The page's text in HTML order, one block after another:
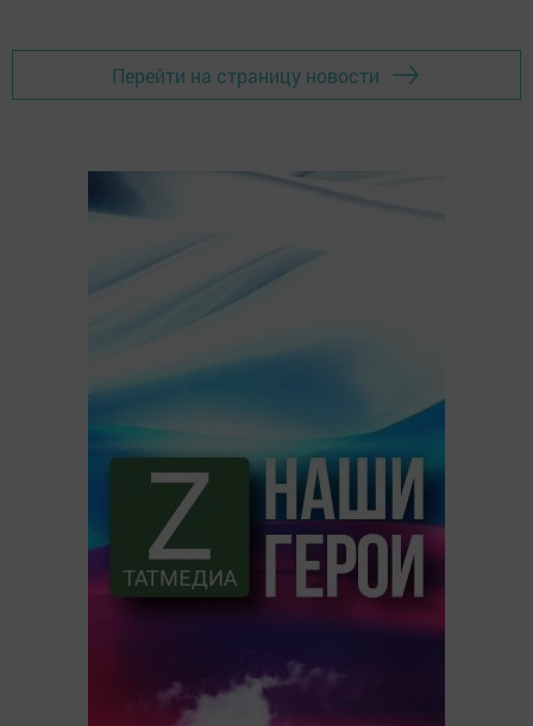
Перейти на страницу новости